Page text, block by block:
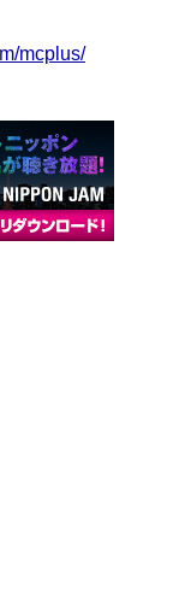
mcplus/